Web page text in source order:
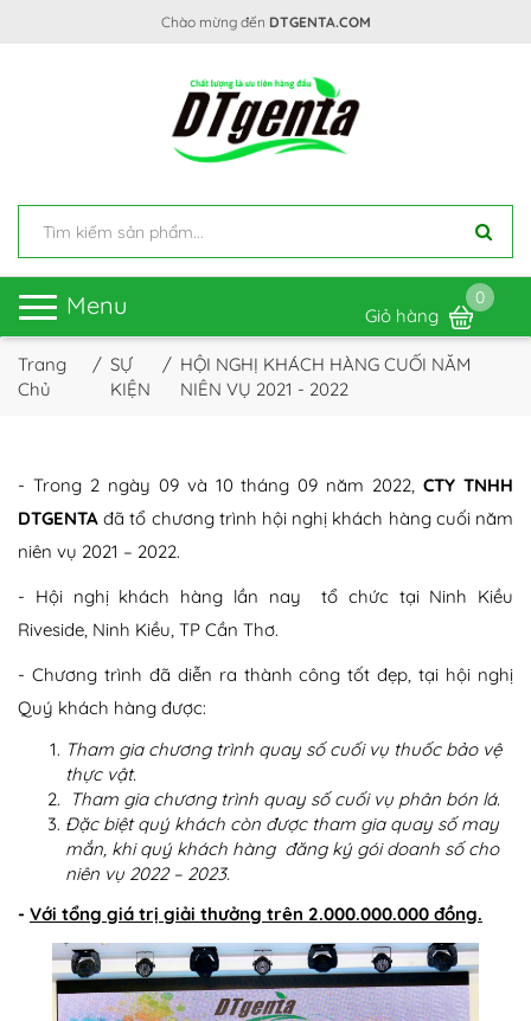
Chào mừng đến DTGENTA.COM
Menu Giỏ hàng
0
Trang
Chủ
SỰ
KIỆN
HỘI NGHỊ KHÁCH HÀNG CUỐI NĂM
NIÊN VỤ 2021 - 2022
- Trong 2 ngày 09 và 10 tháng 09 năm 2022, CTY TNHH
DTGENTA đã tổ chương trình hội nghị khách hàng cuối năm
niên vụ 2021 – 2022.
- Hội nghị khách hàng lần nay tổ chức tại Ninh Kiều
Riveside, Ninh Kiều, TP Cần Thơ.
- Chương trình đã diễn ra thành công tốt đẹp, tại hội nghị
Quý khách hàng được:
Tham gia chương trình quay số cuối vụ thuốc bảo vệ
thực vật.
Tham gia chương trình quay số cuối vụ phân bón lá.
Đặc biệt quý khách còn được tham gia quay số may
mắn, khi quý khách hàng đăng ký gói doanh số cho
niên vụ 2022 – 2023.
- Với tổng giá trị giải thưởng trên 2.000.000.000 đồng.